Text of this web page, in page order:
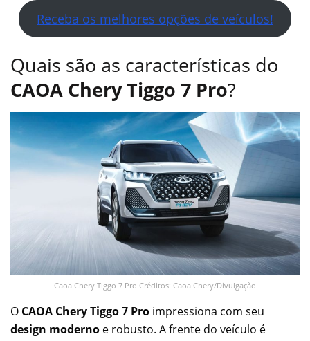
Receba os melhores opções de veículos!
Quais são as características do
CAOA Chery Tiggo 7 Pro?
Caoa Chery Tiggo 7 Pro Créditos: Caoa Chery/Divulgação
O CAOA Chery Tiggo 7 Pro impressiona com seu
design moderno e robusto. A frente do veículo é